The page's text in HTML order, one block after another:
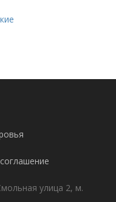
улица 2, м.